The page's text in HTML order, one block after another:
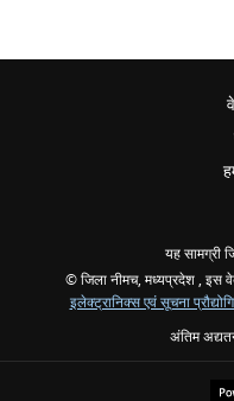
यह सामग्री
© जिला नीमच, मध्यप्रदेश , इस
इलेक्ट्रानिक्स एवं सूचना
अंतिम